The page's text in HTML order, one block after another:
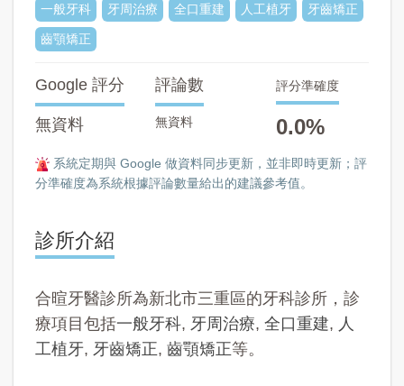
一般牙科 牙周治療 全口重建 人工植牙 牙齒矯正
齒顎矯正
Google 評分
無資料
評論數
無資料
評分準確度
0.0%
系統定期與 Google 做資料同步更新，並非即時更新；評
分準確度為系統根據評論數量給出的建議參考值。
診所介紹
合暄牙醫診所為新北市三重區的牙科診所，診
療項目包括一般牙科, 牙周治療, 全口重建, 人
工植牙, 牙齒矯正, 齒顎矯正等。